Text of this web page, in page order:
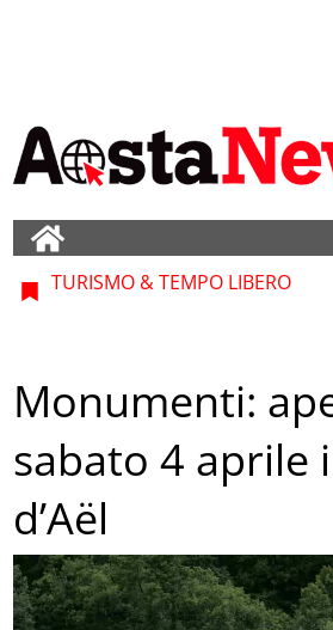
TURISMO & TEMPO LIBERO
Monumenti:
sabato 4 aprile
d’Aël